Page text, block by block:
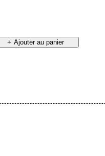
Ajouter au panier